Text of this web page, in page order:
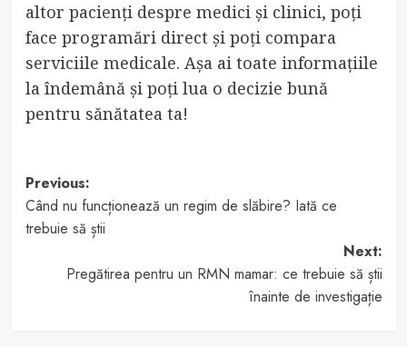
altor pacienți despre medici și clinici, poți
face programări direct și poți compara
serviciile medicale. Așa ai toate informațiile
la îndemână și poți lua o decizie bună
pentru sănătatea ta!
Post
navigation
Previous:
Când nu funcționează un regim de slăbire? Iată ce
trebuie să știi
Next:
Pregătirea pentru un RMN mamar: ce trebuie să știi
înainte de investigație